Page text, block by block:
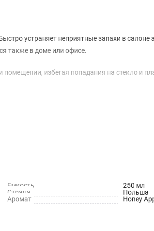
устраняет неприятные запахи в салоне
также в доме или офисе.
избегая попадания на стекло и
Емкость
250 мл
Страна
Польша
Аромат Honey